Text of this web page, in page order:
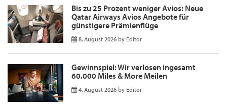
Bis zu 25 Prozent weniger Avios: Neue
Qatar Airways Avios Angebote für
günstigere Prämienflüge
8. August 2026 by Editor
Gewinnspiel: Wir verlosen ingesamt
60.000 Miles & More Meilen
4. August 2026 by Editor